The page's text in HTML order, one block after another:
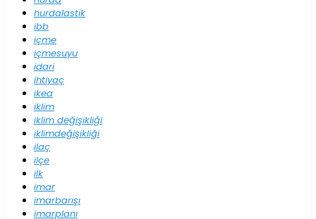
hurdalastik
ibb
içme
içmesuyu
idari
ihtiyaç
ikea
iklim
iklim değişikliği
iklimdeğişikliği
ilaç
ilçe
ilk
imar
imarbarışı
imarplanı